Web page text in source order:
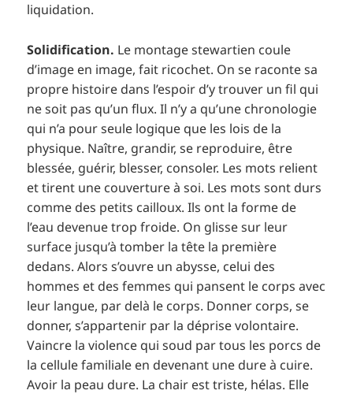
liquidation.
Solidification. Le montage stewartien coule
d’image en image, fait ricochet. On se raconte sa
propre histoire dans l’espoir d’y trouver un fil qui
ne soit pas qu’un flux. Il n’y a qu’une chronologie
qui n’a pour seule logique que les lois de la
physique. Naître, grandir, se reproduire, être
blessée, guérir, blesser, consoler. Les mots relient
et tirent une couverture à soi. Les mots sont durs
comme des petits cailloux. Ils ont la forme de
l’eau devenue trop froide. On glisse sur leur
surface jusqu’à tomber la tête la première
dedans. Alors s’ouvre un abysse, celui des
hommes et des femmes qui pansent le corps avec
leur langue, par delà le corps. Donner corps, se
donner, s’appartenir par la déprise volontaire.
Vaincre la violence qui soud par tous les porcs de
la cellule familiale en devenant une dure à cuire.
Avoir la peau dure. La chair est triste, hélas. Elle